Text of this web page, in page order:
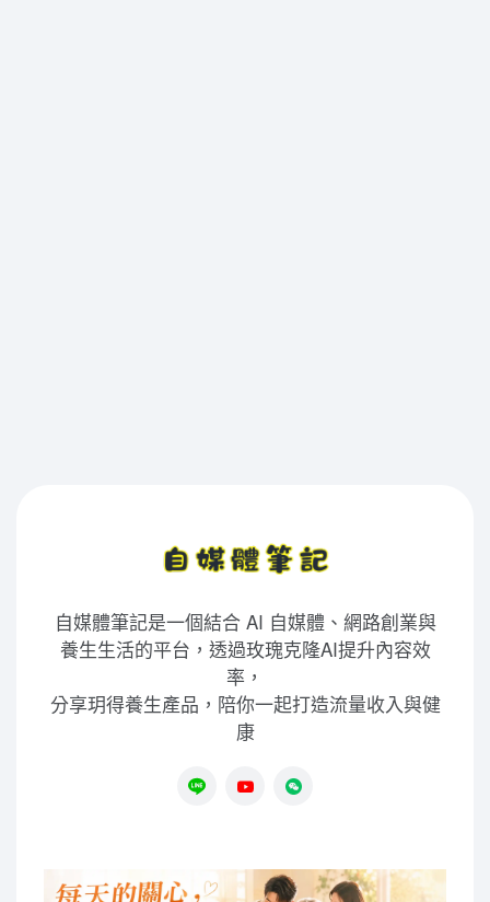
自媒體筆記是一個結合 AI 自媒體、網路創業與
養生生活的平台，透過玫瑰克隆AI提升內容效
率，
分享玥得養生產品，陪你一起打造流量收入與健
康